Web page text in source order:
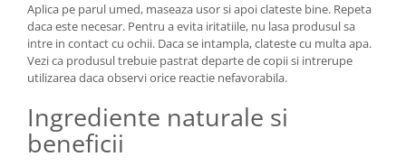
Aplica pe parul umed, maseaza usor si apoi clateste bine. Repeta
daca este necesar. Pentru a evita iritatiile, nu lasa produsul sa
intre in contact cu ochii. Daca se intampla, clateste cu multa apa.
Vezi ca produsul trebuie pastrat departe de copii si intrerupe
utilizarea daca observi orice reactie nefavorabila.
Ingrediente naturale si
beneficii